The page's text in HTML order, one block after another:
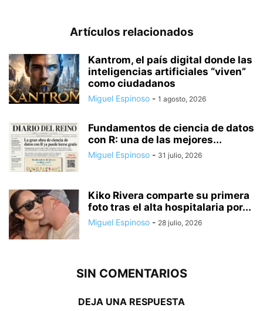
Artículos relacionados
Kantrom, el país digital donde las
inteligencias artificiales “viven”
como ciudadanos
Miguel Espinoso - 1 agosto, 2026
Fundamentos de ciencia de datos
con R: una de las mejores...
Miguel Espinoso - 31 julio, 2026
Kiko Rivera comparte su primera
foto tras el alta hospitalaria por...
Miguel Espinoso - 28 julio, 2026
SIN COMENTARIOS
DEJA UNA RESPUESTA